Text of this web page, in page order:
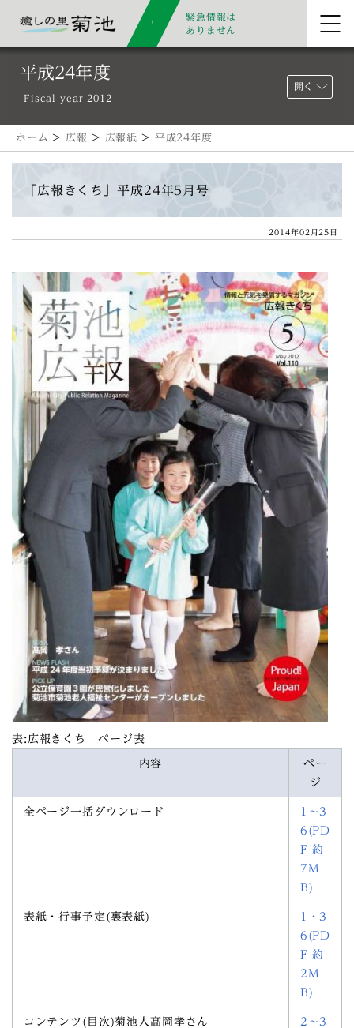
緊急情報は
ありません
平成24年度
Fiscal year 2012
開く
ホーム > 広報 > 広報紙 > 平成24年度
「広報きくち」平成24年5月号
2014年02月25日
表:広報きくち ページ表
内容
ペー
ジ
全ページ一括ダウンロード
1～3
6(PD
F 約
7M
B)
表紙・行事予定(裏表紙)
1・3
6(PD
F 約
2M
B)
コンテンツ(目次)菊池人髙岡孝さん
2～3